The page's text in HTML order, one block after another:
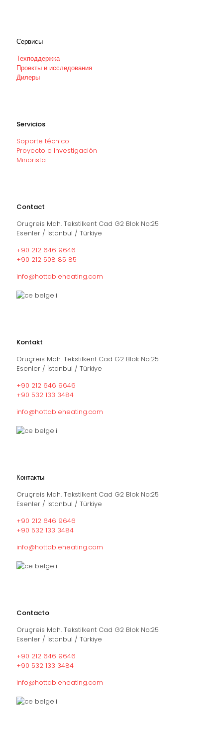
Сервисы
Техподдержка
Проекты и исследования
Дилеры
Servicios
Soporte técnico
Proyecto e Investigación
Minorista
Contact
Oruçreis Mah. Tekstilkent Cad G2 Blok No:25
Esenler / İstanbul / Türkiye
+90 212 646 9646
+90 212 508 85 85
info@hottableheating.com
Kontakt
Oruçreis Mah. Tekstilkent Cad G2 Blok No:25
Esenler / İstanbul / Türkiye
+90 212 646 9646
+90 532 133 3484
info@hottableheating.com
Контакты
Oruçreis Mah. Tekstilkent Cad G2 Blok No:25
Esenler / İstanbul / Türkiye
+90 212 646 9646
+90 532 133 3484
info@hottableheating.com
Contacto
Oruçreis Mah. Tekstilkent Cad G2 Blok No:25
Esenler / İstanbul / Türkiye
+90 212 646 9646
+90 532 133 3484
info@hottableheating.com